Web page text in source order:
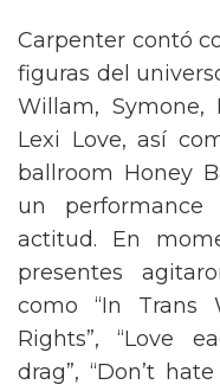
Carpenter contó
figuras del
Willam, Symone,
Lexi Love, así
ballroom Honey
un
actitud. En
presentes
como “In Trans
Rights”, “Love
drag”, “Don’t